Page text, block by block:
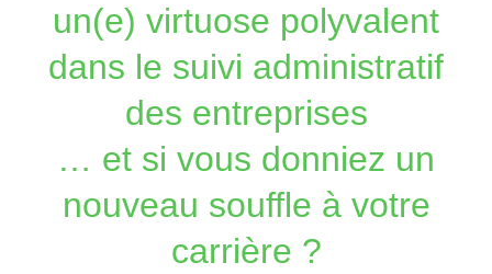
un(e) virtuose polyvalent
dans le suivi administratif
des entreprises
… et si vous donniez un
nouveau souffle à votre
carrière ?